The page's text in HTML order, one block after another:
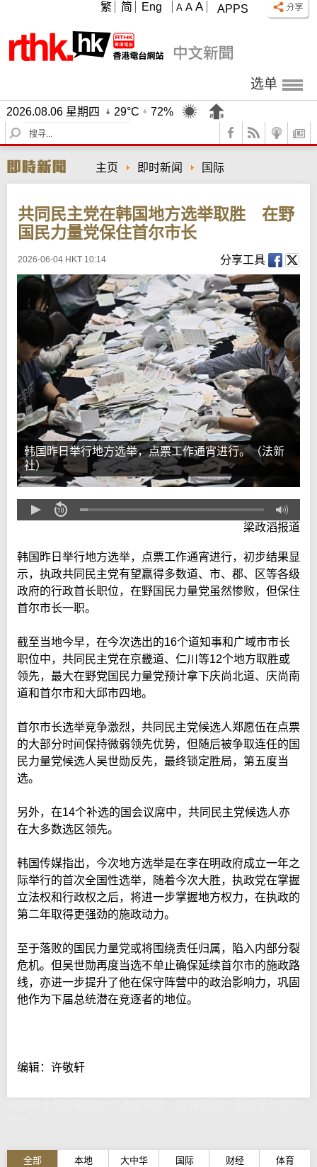
APPS
A A A
繁 简 Eng
选单
2026.08.06 星期四 29°C
72%
S
e
r
c
主页 即时新闻 国际
共同民主党在韩国地方选举取胜 在野
国民力量党保住首尔市长
2026-06-04 HKT 10:14 分享工具
韩国昨日举行地方选举，点票工作通宵进行。（法新
社）
梁政滔报道
韩国昨日举行地方选举，点票工作通宵进行，初步结果显
示，执政共同民主党有望赢得多数道、市、郡、区等各级
政府的行政首长职位，在野国民力量党虽然惨败，但保住
首尔市长一职。
截至当地今早，在今次选出的16个道知事和广域市市长
职位中，共同民主党在京畿道、仁川等12个地方取胜或
领先，最大在野党国民力量党预计拿下庆尚北道、庆尚南
道和首尔市和大邱市四地。
首尔市长选举竞争激烈，共同民主党候选人郑愿伍在点票
的大部分时间保持微弱领先优势，但随后被争取连任的国
民力量党候选人吴世勋反先，最终锁定胜局，第五度当
选。
另外，在14个补选的国会议席中，共同民主党候选人亦
在大多数选区领先。
韩国传媒指出，今次地方选举是在李在明政府成立一年之
际举行的首次全国性选举，随着今次大胜，执政党在掌握
立法权和行政权之后，将进一步掌握地方权力，在执政的
第二年取得更强劲的施政动力。
至于落败的国民力量党或将围绕责任归属，陷入内部分裂
危机。但吴世勋再度当选不单止确保延续首尔市的施政路
线，亦进一步提升了他在保守阵营中的政治影响力，巩固
他作为下届总统潜在竞逐者的地位。
编辑：许敬轩
全部 本地 大中华 国际 财经 体育